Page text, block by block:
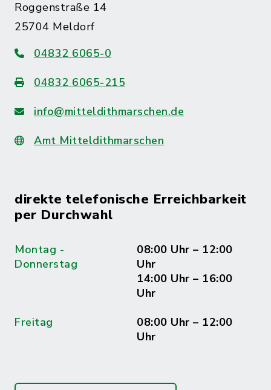
Roggenstraße 14
25704 Meldorf
04832 6065-0
04832 6065-215
info@mitteldithmarschen.de
Amt Mitteldithmarschen
direkte telefonische Erreichbarkeit
per Durchwahl
Montag -
Donnerstag
08:00 Uhr – 12:00
Uhr
14:00 Uhr – 16:00
Uhr
Freitag
08:00 Uhr – 12:00
Uhr